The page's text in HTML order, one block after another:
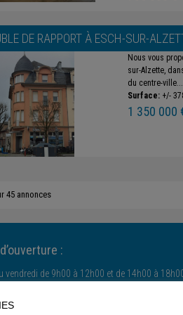
DE RAPPORT À ESCH-SUR-
Nous vous
sur-Alzette,
du centre-ville...
Surface: +/-
1 350 000
45 annonces
:
vendredi de 9h00 à 12h00 et de 14h00 à